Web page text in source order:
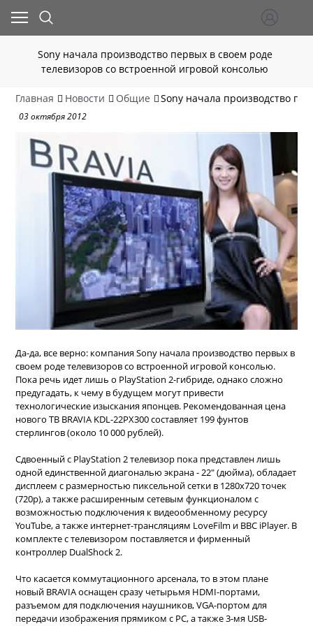
Sony начала производство первых в своем роде
телевизоров со встроенной игровой консолью
Главная Новости Общие Sony начала производство
03 октября 2012
Да-да, все верно: компания Sony начала производство первых в
своем роде телевизоров со встроенной игровой консолью.
Пока речь идет лишь о PlayStation 2-гибриде, однако сложно
предугадать, к чему в будущем могут привести
технологические изыскания японцев. Рекомендованная цена
нового ТВ BRAVIA KDL-22PX300 составляет 199 фунтов
стерлингов (около 10 000 рублей).
Сдвоенный с PlayStation 2 телевизор пока представлен лишь
одной единственной диагональю экрана - 22" (дюйма), обладает
дисплеем с размерностью пиксельной сетки в 1280x720 точек
(720p), а также расширенным сетевым функционалом с
возможностью подключения к видеообменному ресурсу
YouTube, а также интернет-трансляциям LoveFilm и BBC iPlayer. В
комплекте с телевизором поставляется и фирменный
контроллер DualShock 2.
Что касается коммутационного арсенала, то в этом плане
новый BRAVIA оснащен сразу четырьмя HDMI-портами,
разъемом для подключения наушников, VGA-портом для
передачи изображения прямиком с PС, а также 3-мя USB-